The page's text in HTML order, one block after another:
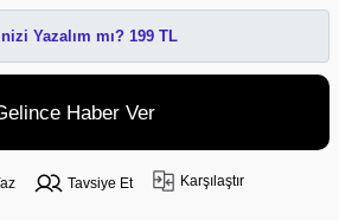
Yazalım mı? 199 TL
Haber Ver
Tavsiye Et Karşılaştır